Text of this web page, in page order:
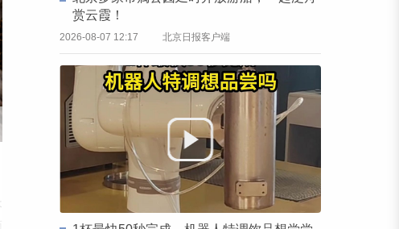
赏云霞！
2026-08-07 12:17 北京日报客户端